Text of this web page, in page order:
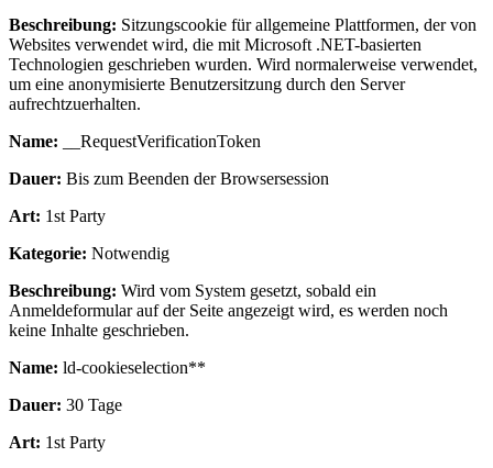
Beschreibung: Sitzungscookie für allgemeine Plattformen, der von
Websites verwendet wird, die mit Microsoft .NET-basierten
Technologien geschrieben wurden. Wird normalerweise verwendet,
um eine anonymisierte Benutzersitzung durch den Server
aufrechtzuerhalten.
Name: __RequestVerificationToken
Dauer: Bis zum Beenden der Browsersession
Art: 1st Party
Kategorie: Notwendig
Beschreibung: Wird vom System gesetzt, sobald ein
Anmeldeformular auf der Seite angezeigt wird, es werden noch
keine Inhalte geschrieben.
Name: ld-cookieselection**
Dauer: 30 Tage
Art: 1st Party